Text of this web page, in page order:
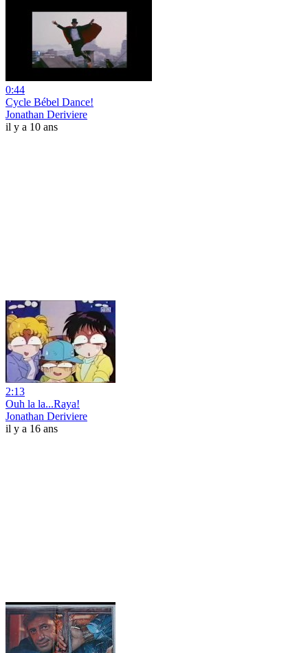
0:44
Cycle Bébel Dance!
Jonathan Deriviere
il y a 10 ans
2:13
Ouh la la...Raya!
Jonathan Deriviere
il y a 16 ans